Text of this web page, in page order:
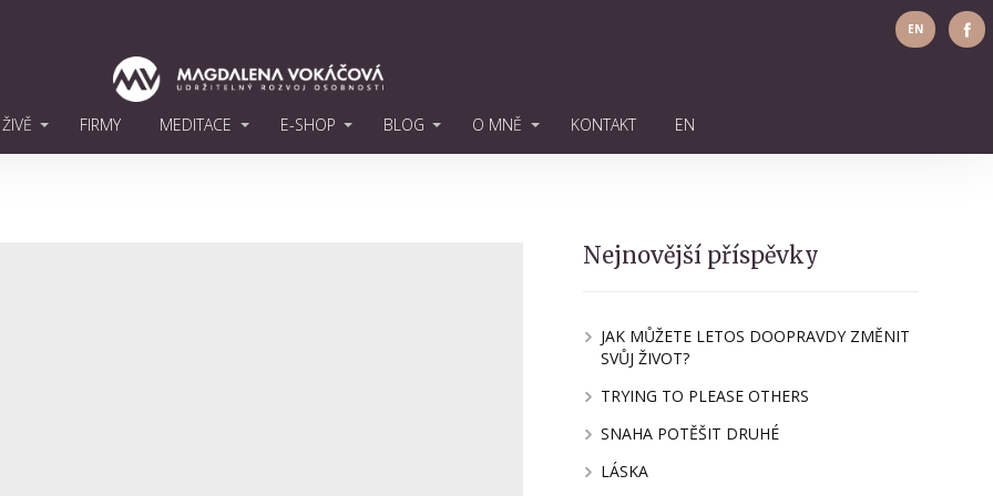
EN
ŽIVĚ FIRMY MEDITACE E-SHOP BLOG O MNĚ KONTAKT EN
Nejnovější příspěvky
JAK MŮŽETE LETOS DOOPRAVDY ZMĚNIT
SVŮJ ŽIVOT?
TRYING TO PLEASE OTHERS
SNAHA POTĚŠIT DRUHÉ
LÁSKA